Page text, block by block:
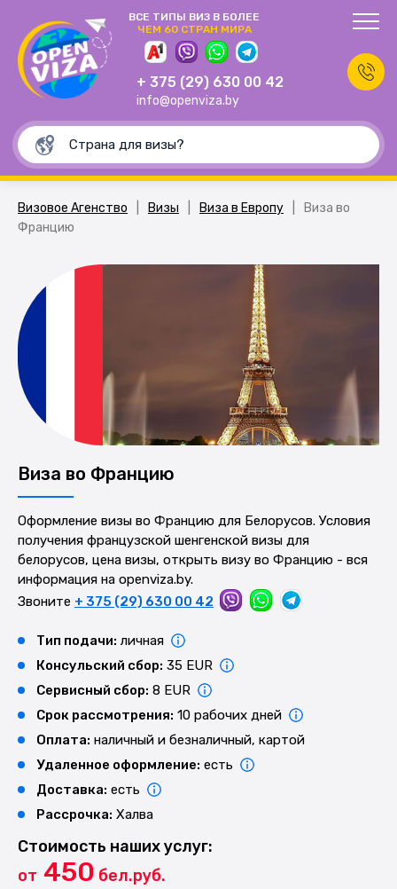
ВСЕ ТИПЫ ВИЗ В БОЛЕЕ
ЧЕМ 60 СТРАН МИРА
+ 375 (29) 630 00 42
info@openviza.by
Визовое Агенство Визы Виза в Европу
Виза во
Францию
Виза во Францию
Оформление визы во Францию для Белорусов. Условия
получения французской шенгенской визы для
белорусов, цена визы, открыть визу во Францию - вся
информация на openviza.by.
Звоните + 375 (29) 630 00 42
Тип подачи: личная
Консульский сбор: 35 EUR
Сервисный сбор: 8 EUR
Срок рассмотрения: 10 рабочих дней
Оплата: наличный и безналичный, картой
Удаленное оформление: есть
Доставка: есть
Рассрочка: Халва
Стоимость наших услуг:
от 450 бел.руб.